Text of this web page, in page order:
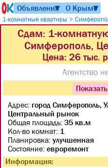
Объявления
▼ О Крыме
▼
1-комнатные квартиры >
Сдам: 1-
Симферополь,
Цена: 26 тыс.
Агентство
Адрес: город Симферополь,
Центральный рынок
Общая площадь:35 кв.м
Кол-во комнат: 1
Планировка:улучшенная
Состояние:евроремонт
Информация: